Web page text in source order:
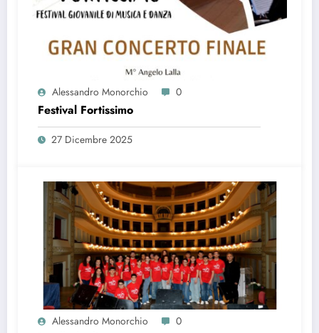
Alessandro Monorchio 0
Festival Fortissimo
27 Dicembre 2025
Alessandro Monorchio 0